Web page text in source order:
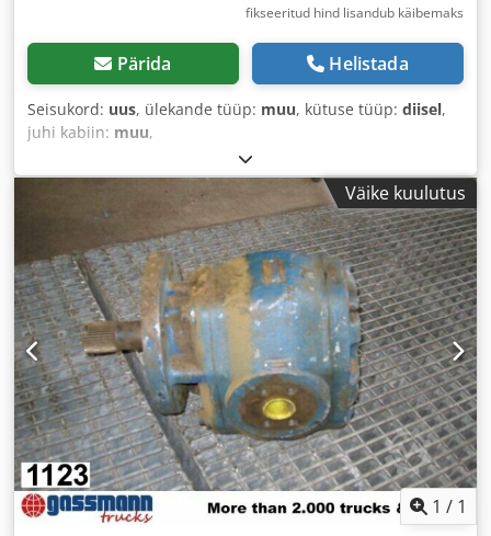
fikseeritud hind lisandub käibemaks
Pärida Helistada
Seisukord: uus, ülekande tüüp: muu, kütuse tüüp: diisel,
juhi kabiin: muu,
Väike kuulutus
1 / 1